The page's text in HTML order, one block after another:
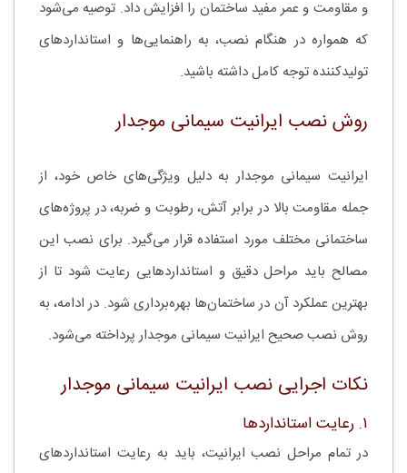
و مقاومت و عمر مفید ساختمان را افزایش داد. توصیه می‌شود
که همواره در هنگام نصب، به راهنمایی‌ها و استانداردهای
تولیدکننده توجه کامل داشته باشید.
روش نصب ایرانیت سیمانی موجدار
ایرانیت سیمانی موجدار به دلیل ویژگی‌های خاص خود، از
جمله مقاومت بالا در برابر آتش، رطوبت و ضربه، در پروژه‌های
ساختمانی مختلف مورد استفاده قرار می‌گیرد. برای نصب این
مصالح باید مراحل دقیق و استانداردهایی رعایت شود تا از
بهترین عملکرد آن در ساختمان‌ها بهره‌برداری شود. در ادامه، به
روش نصب صحیح ایرانیت سیمانی موجدار پرداخته می‌شود.
نکات اجرایی نصب ایرانیت سیمانی موجدار
۱. رعایت استانداردها
در تمام مراحل نصب ایرانیت، باید به رعایت استانداردهای